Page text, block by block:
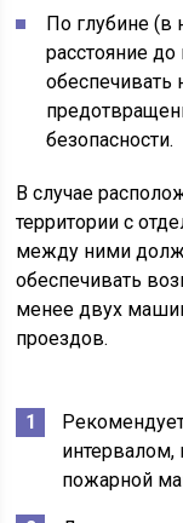
По глубине (в
расстояние
безопасности.
В случае
территории с
между ними
обеспечивать
менее двух
проездов.
пожарной